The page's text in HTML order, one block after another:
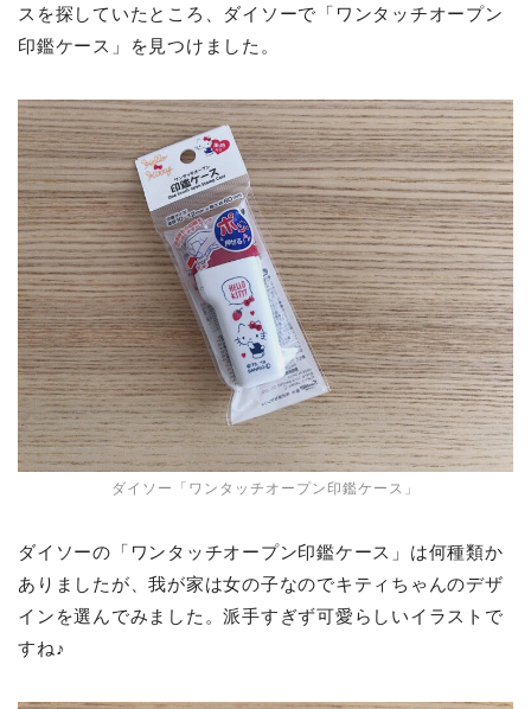
スを探していたところ、ダイソーで「ワンタッチオープン
印鑑ケース」を見つけました。
ダイソー「ワンタッチオープン印鑑ケース」
ダイソーの「ワンタッチオープン印鑑ケース」は何種類か
ありましたが、我が家は女の子なのでキティちゃんのデザ
インを選んでみました。派手すぎず可愛らしいイラストで
すね♪